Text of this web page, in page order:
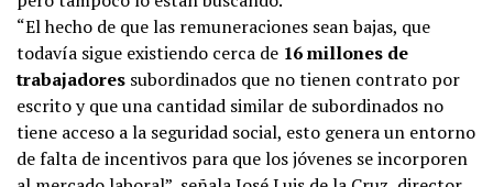
“El hecho de que las remuneraciones sean bajas, que
todavía sigue existiendo cerca de 16 millones de
trabajadores subordinados que no tienen contrato por
escrito y que una cantidad similar de subordinados no
tiene acceso a la seguridad social, esto genera un entorno
de falta de incentivos para que los jóvenes se incorporen